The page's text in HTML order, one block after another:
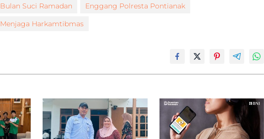
Bulan Suci Ramadan
Enggang Polresta Pontianak
Menjaga Harkamtibmas